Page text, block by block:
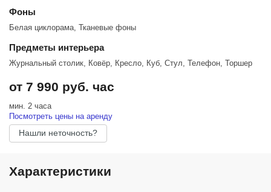
Забронируйте «Циклораму» — создайте контент, который работает
Фоны
Белая циклорама, Тканевые фоны
Предметы интерьера
Журнальный столик, Ковёр, Кресло, Куб, Стул, Телефон, Торшер
от 7 990 руб. час
мин. 2 часа
Посмотреть цены на аренду
Нашли неточность?
Характеристики